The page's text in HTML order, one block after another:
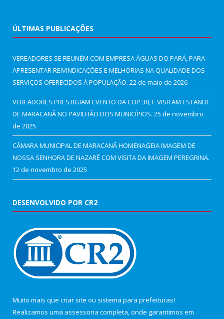
ÚLTIMAS PUBLICAÇÕES
VEREADORES SE REUNÉM COM EMPRESA ÁGUAS DO PARÁ, PARA
APRESENTAR REIVINDICAÇÕES E MELHORIAS NA QUALIDADE DOS
SERVIÇOS OFERECIDOS Á POPULAÇÃO. 22 de maio de 2026
VEREADORES PRESTIGIAM EVENTO DA COP 30, E VISITAM ESTANDE
DE MARACANÃ NO PAVILHÃO DOS MUNICÍPIOS. 25 de novembro
de 2025
CÂMARA MUNICIPAL DE MARACANÃ HOMENAGEIA IMAGEM DE
NOSSA SENHORA DE NAZARÉ COM VISITA DA IMAGEM PEREGRINA.
12 de novembro de 2025
DESENVOLVIDO POR CR2
Muito mais que criar site ou sistema para prefeituras!
Realizamos uma assessoria completa, onde garantimos em